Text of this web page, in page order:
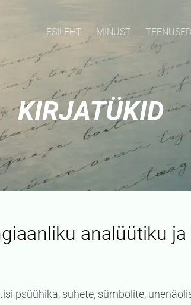
ESILEHT MINUST TEENUSED
KIRJATÜKID
analüütiku
psüühika, suhete, sümbolite,